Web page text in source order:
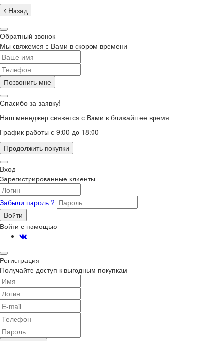
Назад
Обратный звонок
Мы свяжемся с Вами в скором времени
Позвонить мне
Спасибо за заявку!
Наш менеджер свяжется с Вами в ближайшее время!
График работы с 9:00 до 18:00
Продолжить покупки
Вход
Зарегистрированные клиенты
Забыли пароль ?
Войти
Войти с помощью
Регистрация
Получайте доступ к выгодным покупкам